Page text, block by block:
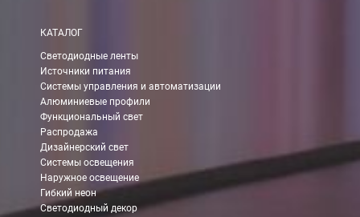
КАТАЛОГ
Светодиодные ленты
Источники питания
Системы управления и автоматизации
Алюминиевые профили
Функциональный свет
Распродажа
Дизайнерский свет
Системы освещения
Наружное освещение
Гибкий неон
Светодиодный декор